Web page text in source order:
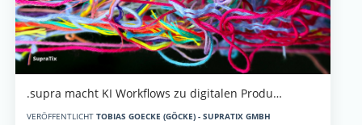
.supra macht KI Workflows zu digitalen Produ…
VERÖFFENTLICHT TOBIAS GOECKE (GÖCKE) - SUPRATIX GMBH